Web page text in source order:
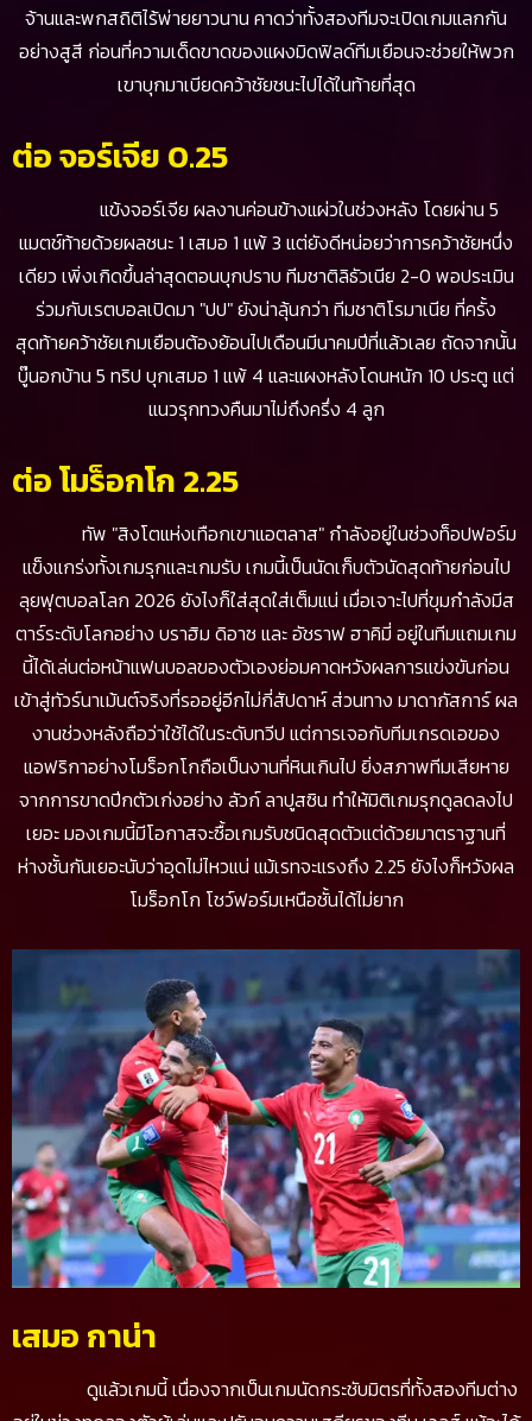
จ้านและพกสถิติไร้พ่ายยาวนาน คาดว่าทั้งสองทีมจะเปิดเกมแลกกัน
อย่างสูสี ก่อนที่ความเด็ดขาดของแผงมิดฟิลด์ทีมเยือนจะช่วยให้พวก
เขาบุกมาเบียดคว้าชัยชนะไปได้ในท้ายที่สุด
ต่อ จอร์เจีย 0.25
แข้งจอร์เจีย ผลงานค่อนข้างแผ่วในช่วงหลัง โดยผ่าน 5
แมตช์ท้ายด้วยผลชนะ 1 เสมอ 1 แพ้ 3 แต่ยังดีหน่อยว่าการคว้าชัยหนึ่ง
เดียว เพิ่งเกิดขึ้นล่าสุดตอนบุกปราบ ทีมชาติลิธัวเนีย 2-0 พอประเมิน
ร่วมกับเรตบอลเปิดมา "ปป" ยังน่าลุ้นกว่า ทีมชาติโรมาเนีย ที่ครั้ง
สุดท้ายคว้าชัยเกมเยือนต้องย้อนไปเดือนมีนาคมปีที่แล้วเลย ถัดจากนั้น
บู๊นอกบ้าน 5 ทริป บุกเสมอ 1 แพ้ 4 และแผงหลังโดนหนัก 10 ประตู แต่
แนวรุกทวงคืนมาไม่ถึงครึ่ง 4 ลูก
ต่อ โมร็อกโก 2.25
ทัพ "สิงโตแห่งเทือกเขาแอตลาส" กำลังอยู่ในช่วงท็อปฟอร์ม
แข็งแกร่งทั้งเกมรุกและเกมรับ เกมนี้เป็นนัดเก็บตัวนัดสุดท้ายก่อนไป
ลุยฟุตบอลโลก 2026 ยังไงก็ใส่สุดใส่เต็มแน่ เมื่อเจาะไปที่ขุมกำลังมีส
ตาร์ระดับโลกอย่าง บราฮิม ดิอาซ และ อัชราฟ ฮาคิมี่ อยู่ในทีมแถมเกม
นี้ได้เล่นต่อหน้าแฟนบอลของตัวเองย่อมคาดหวังผลการแข่งขันก่อน
เข้าสู่ทัวร์นาเม้นต์จริงที่รออยู่อีกไม่กี่สัปดาห์ ส่วนทาง มาดากัสการ์ ผล
งานช่วงหลังถือว่าใช้ได้ในระดับทวีป แต่การเจอกับทีมเกรดเอของ
แอฟริกาอย่างโมร็อกโกถือเป็นงานที่หินเกินไป ยิ่งสภาพทีมเสียหาย
จากการขาดปีกตัวเก่งอย่าง ลัวก์ ลาปูสซิน ทำให้มิติเกมรุกดูลดลงไป
เยอะ มองเกมนี้มีโอกาสจะซื้อเกมรับชนิดสุดตัวแต่ด้วยมาตราฐานที่
ห่างชั้นกันเยอะนับว่าอุดไม่ไหวแน่ แม้เรทจะแรงถึง 2.25 ยังไงก็หวังผล
โมร็อกโก โชว์ฟอร์มเหนือชั้นได้ไม่ยาก
เสมอ กาน่า
ดูแล้วเกมนี้ เนื่องจากเป็นเกมนัดกระชับมิตรที่ทั้งสองทีมต่าง